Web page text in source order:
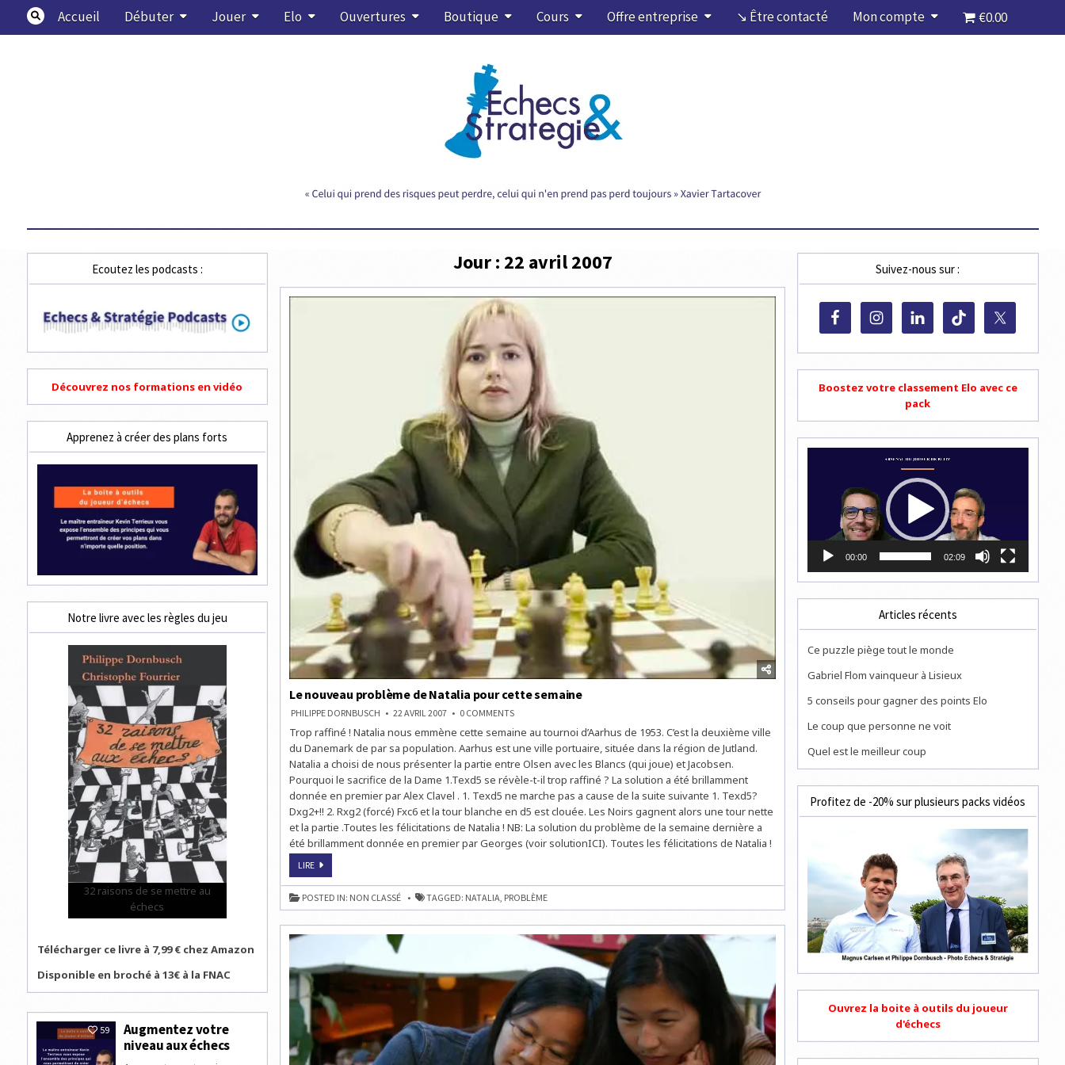
content
Accueil Débuter Jouer Elo Ouvertures Boutique Cours Offre entreprise ↘ Être contacté Mon compte €0.00
Jour : 22 avril 2007
Le nouveau problème de Natalia pour cette semaine
PHILIPPE DORNBUSCH 22 AVRIL 2007 0 COMMENTSON
NOUVEAU
DE
NATALIA
POUR
CETTE
Trop raffiné ! Natalia nous emmène cette semaine au tournoi d’Aarhus de 1953. C’est la deuxième ville
du Danemark de par sa population. Aarhus est une ville portuaire, située dans la région de Jutland.
Natalia a choisi de nous présenter la partie entre Olsen avec les Blancs (qui joue) et Jacobsen.
Pourquoi le sacrifice de la Dame 1.Texd5 se révèle-t-il trop raffiné ? La solution a été brillamment
donnée en premier par Alex Clavel . 1. Texd5 ne marche pas a cause de la suite suivante 1. Texd5?
Dxg2+!! 2. Rxg2 (forcé) Fxc6 et la tour blanche en d5 est clouée. Les Noirs gagnent alors une tour nette
et la partie .Toutes les félicitations de Natalia ! NB: La solution du problème de la semaine dernière a
été brillamment donnée en premier par Georges (voir solutionICI). Toutes les félicitations de Natalia !
LIRELE
PROBLÈME
DE
NATALIA
POUR
POSTED IN: NON CLASSÉ TAGGED: NATALIA, PROBLÈME
Ecoutez les podcasts :
Découvrez nos formations en vidéo
Apprenez à créer des plans forts
Notre livre avec les règles du jeu
32 raisons de se mettre au
échecs
Télécharger ce livre à 7,99 € chez Amazon
Disponible en broché à 13€ à la FNAC
59
Augmentez votre
niveau aux échecs
Suivez-nous sur :
Boostez votre classement Elo avec ce
pack
00:00 02:09
Articles récents
Ce puzzle piège tout le monde
Gabriel Flom vainqueur à Lisieux
5 conseils pour gagner des points Elo
Le coup que personne ne voit
Quel est le meilleur coup
Profitez de -20% sur plusieurs packs vidéos
Ouvrez la boite à outils du joueur
d'échecs